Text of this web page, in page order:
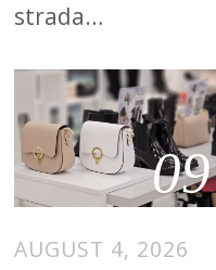
strada…
09
AUGUST 4, 2026